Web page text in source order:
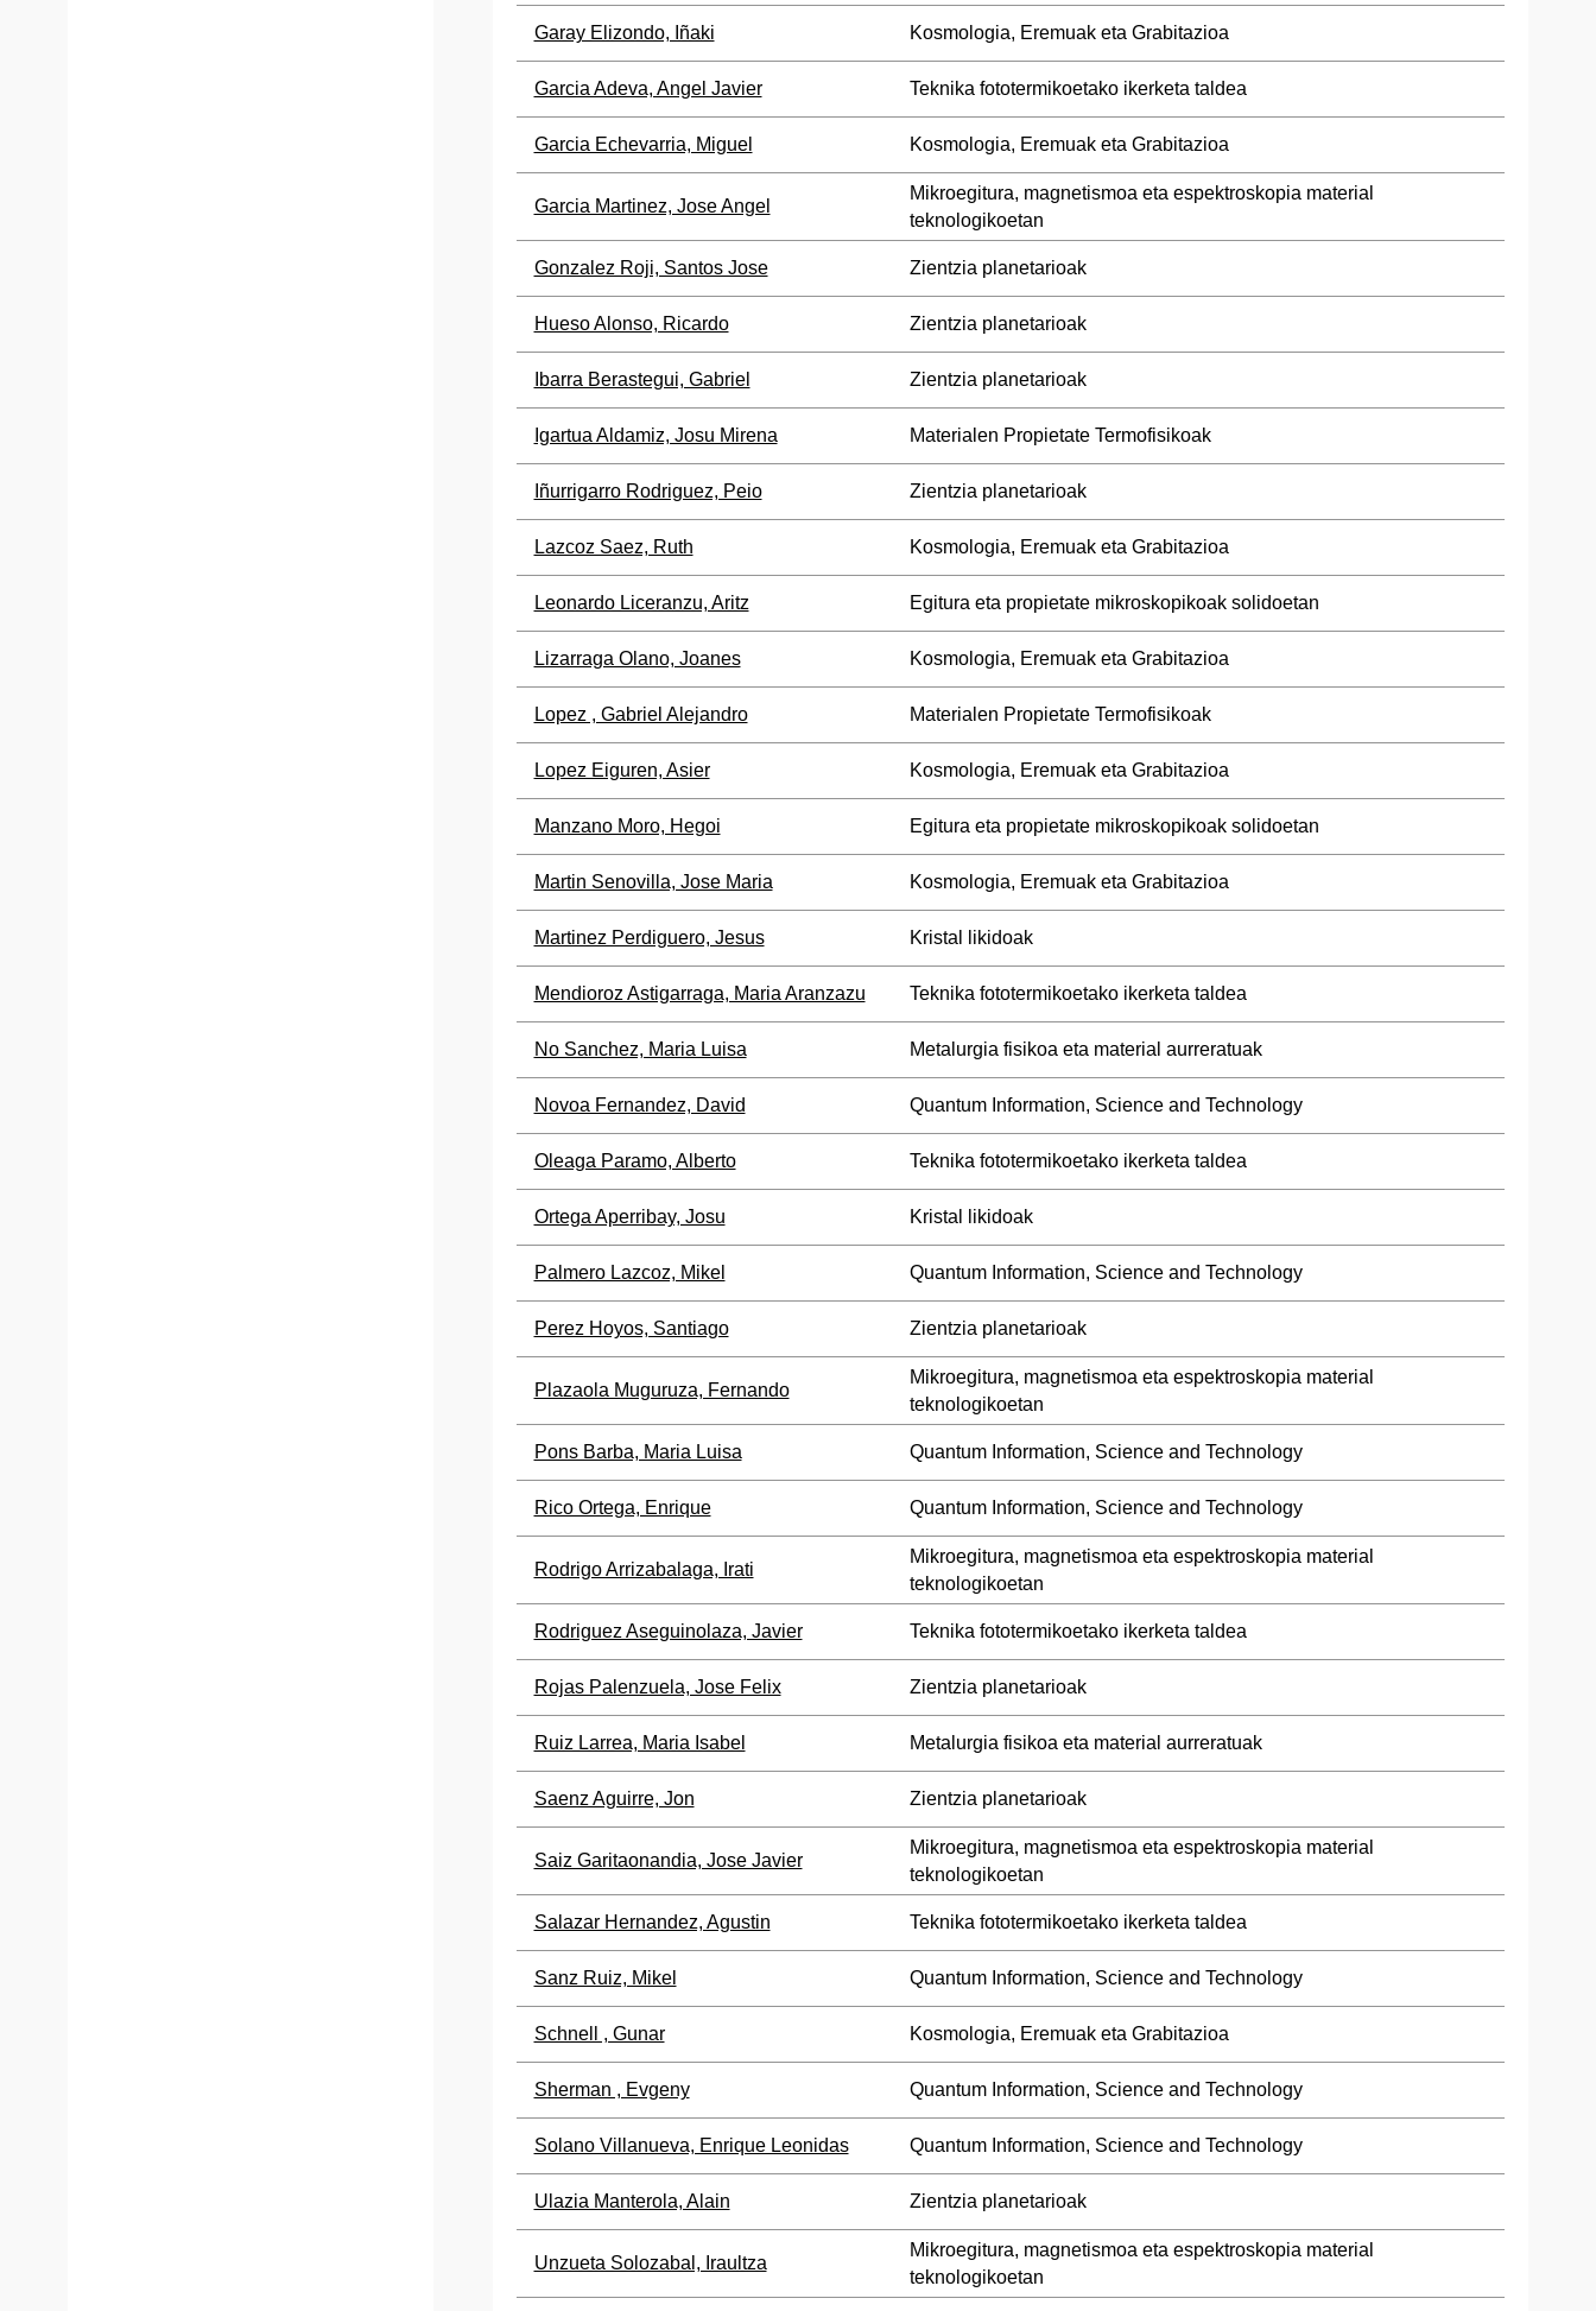
Garay Elizondo, Iñaki Kosmologia, Eremuak eta Grabitazioa
Garcia Adeva, Angel Javier Teknika fototermikoetako ikerketa taldea
Garcia Echevarria, Miguel Kosmologia, Eremuak eta Grabitazioa
Garcia Martinez, Jose Angel
Mikroegitura, magnetismoa eta espektroskopia material
teknologikoetan
Gonzalez Roji, Santos Jose Zientzia planetarioak
Hueso Alonso, Ricardo Zientzia planetarioak
Ibarra Berastegui, Gabriel Zientzia planetarioak
Igartua Aldamiz, Josu Mirena Materialen Propietate Termofisikoak
Iñurrigarro Rodriguez, Peio Zientzia planetarioak
Lazcoz Saez, Ruth Kosmologia, Eremuak eta Grabitazioa
Leonardo Liceranzu, Aritz Egitura eta propietate mikroskopikoak solidoetan
Lizarraga Olano, Joanes Kosmologia, Eremuak eta Grabitazioa
Lopez , Gabriel Alejandro Materialen Propietate Termofisikoak
Lopez Eiguren, Asier Kosmologia, Eremuak eta Grabitazioa
Manzano Moro, Hegoi Egitura eta propietate mikroskopikoak solidoetan
Martin Senovilla, Jose Maria Kosmologia, Eremuak eta Grabitazioa
Martinez Perdiguero, Jesus Kristal likidoak
Mendioroz Astigarraga, Maria Aranzazu Teknika fototermikoetako ikerketa taldea
No Sanchez, Maria Luisa Metalurgia fisikoa eta material aurreratuak
Novoa Fernandez, David Quantum Information, Science and Technology
Oleaga Paramo, Alberto Teknika fototermikoetako ikerketa taldea
Ortega Aperribay, Josu Kristal likidoak
Palmero Lazcoz, Mikel Quantum Information, Science and Technology
Perez Hoyos, Santiago Zientzia planetarioak
Plazaola Muguruza, Fernando
Mikroegitura, magnetismoa eta espektroskopia material
teknologikoetan
Pons Barba, Maria Luisa Quantum Information, Science and Technology
Rico Ortega, Enrique Quantum Information, Science and Technology
Rodrigo Arrizabalaga, Irati
Mikroegitura, magnetismoa eta espektroskopia material
teknologikoetan
Rodriguez Aseguinolaza, Javier Teknika fototermikoetako ikerketa taldea
Rojas Palenzuela, Jose Felix Zientzia planetarioak
Ruiz Larrea, Maria Isabel Metalurgia fisikoa eta material aurreratuak
Saenz Aguirre, Jon Zientzia planetarioak
Saiz Garitaonandia, Jose Javier
Mikroegitura, magnetismoa eta espektroskopia material
teknologikoetan
Salazar Hernandez, Agustin Teknika fototermikoetako ikerketa taldea
Sanz Ruiz, Mikel Quantum Information, Science and Technology
Schnell , Gunar Kosmologia, Eremuak eta Grabitazioa
Sherman , Evgeny Quantum Information, Science and Technology
Solano Villanueva, Enrique Leonidas Quantum Information, Science and Technology
Ulazia Manterola, Alain Zientzia planetarioak
Unzueta Solozabal, Iraultza
Mikroegitura, magnetismoa eta espektroskopia material
teknologikoetan